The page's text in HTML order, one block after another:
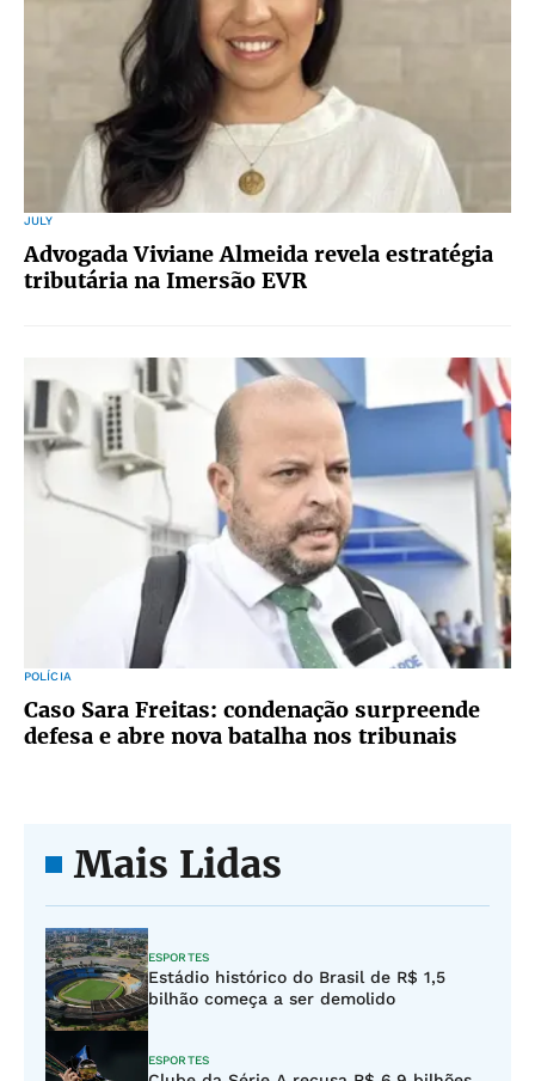
JULY
Advogada Viviane Almeida revela estratégia
tributária na Imersão EVR
POLÍCIA
Caso Sara Freitas: condenação surpreende
defesa e abre nova batalha nos tribunais
Mais Lidas
ESPORTES
Estádio histórico do Brasil de R$ 1,5
bilhão começa a ser demolido
ESPORTES